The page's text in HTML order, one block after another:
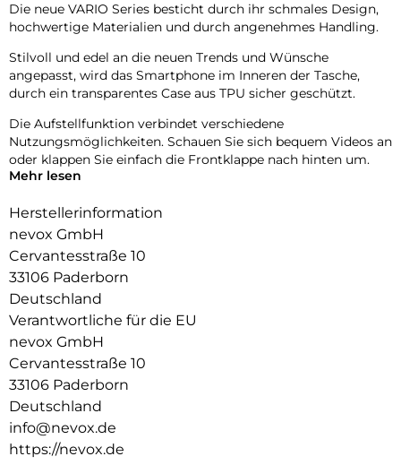
Die neue VARIO Series besticht durch ihr schmales Design,
hochwertige Materialien und durch angenehmes Handling.
Stilvoll und edel an die neuen Trends und Wünsche
angepasst, wird das Smartphone im Inneren der Tasche,
durch ein transparentes Case aus TPU sicher geschützt.
Die Aufstellfunktion verbindet verschiedene
Nutzungsmöglichkeiten. Schauen Sie sich bequem Videos an
oder klappen Sie einfach die Frontklappe nach hinten um.
Bedienung kinderleicht und die Schutzhülle öffnet sich nicht
ungewollt.
Beim Umklappen der Frontklappe wird diese ebenfalls durch
die Magneten auf der Rückseite fixiert, somit ist ein
bequemes Telefonieren und Bedienen sichergestellt.
Mehr lesen
Herstellerinformation
nevox GmbH
Cervantesstraße 10
33106 Paderborn
Deutschland
Verantwortliche für die EU
nevox GmbH
Cervantesstraße 10
33106 Paderborn
Deutschland
info@nevox.de
https://nevox.de